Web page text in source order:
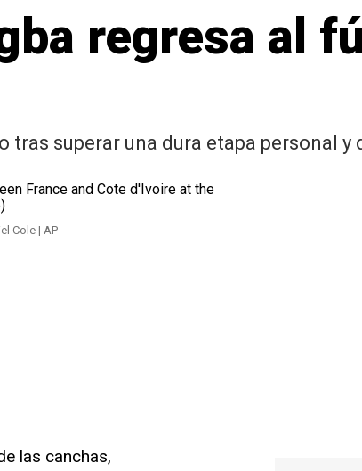
regresa al
superar una dura etapa personal y
Cole | AP
las canchas,